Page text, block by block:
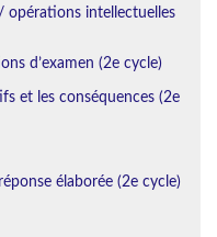
opérations intellectuelles
d’examen (2e cycle)
et les conséquences (2e
élaborée (2e cycle)